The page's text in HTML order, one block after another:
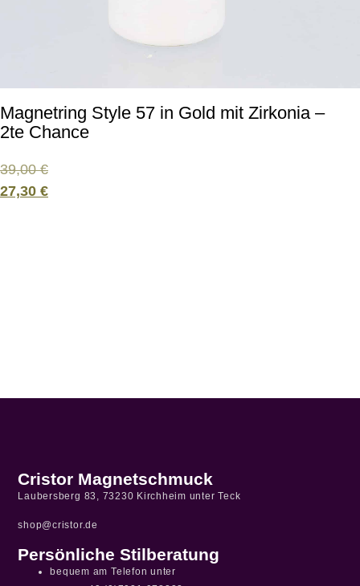
Magnetring Style 57 in Gold mit Zirkonia –
2te Chance
39,00€
27,30 €
Cristor Magnetschmuck
Laubersberg 83, 73230 Kirchheim unter Teck
shop@cristor.de
Persönliche Stilberatung
bequem am Telefon unter